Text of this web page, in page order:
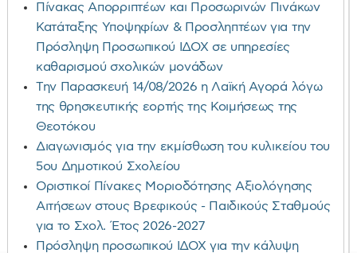
Πίνακας Απορριπτέων και Προσωρινών Πινάκων
Κατάταξης Υποψηφίων & Προσληπτέων για την
Πρόσληψη Προσωπικού ΙΔΟΧ σε υπηρεσίες
καθαρισμού σχολικών μονάδων
Την Παρασκευή 14/08/2026 η Λαϊκή Αγορά λόγω
της θρησκευτικής εορτής της Κοιμήσεως της
Θεοτόκου
Διαγωνισμός για την εκμίσθωση του κυλικείου του
5ου Δημοτικού Σχολείου
Οριστικοί Πίνακες Μοριοδότησης Αξιολόγησης
Αιτήσεων στους Βρεφικούς - Παιδικούς Σταθμούς
για το Σχολ. Έτος 2026-2027
Πρόσληψη προσωπικού ΙΔΟΧ για την κάλυψη